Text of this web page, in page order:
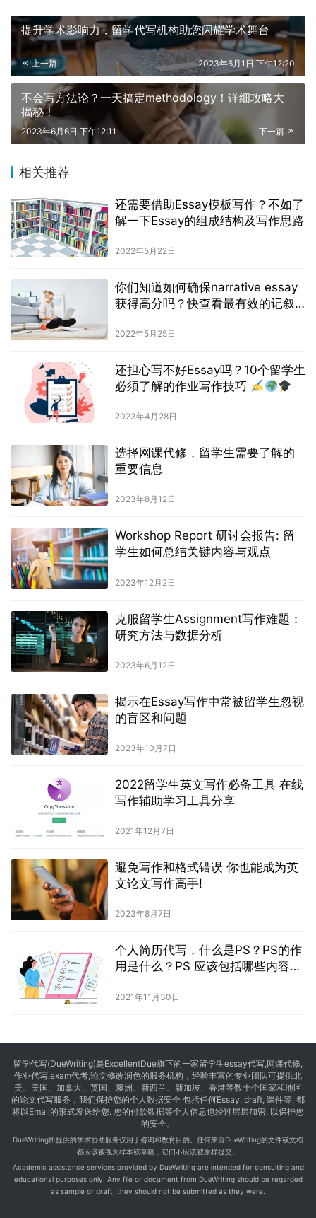
提升学术影响力，留学代写机构助您闪耀学术舞台
上一篇 2023年6月1日 下午12:20
不会写方法论？一天搞定methodology！详细攻略大
揭秘！
下一篇
2023年6月6日 下午12:11
相关推荐
还需要借助Essay模板写作？不如了
解一下Essay的组成结构及写作思路
2022年5月22日
你们知道如何确保narrative essay
获得高分吗？快查看最有效的记叙
2022年5月25日
还担心写不好Essay吗？10个留学生
必须了解的作业写作技巧
2023年4月28日
选择网课代修，留学生需要了解的
重要信息
2023年8月12日
Workshop Report 研讨会报告: 留
学生如何总结关键内容与观点
2023年12月2日
克服留学生Assignment写作难题：
研究方法与数据分析
2023年6月12日
揭示在Essay写作中常被留学生忽视
的盲区和问题
2023年10月7日
2022留学生英文写作必备工具 在线
写作辅助学习工具分享
2021年12月7日
避免写作和格式错误 你也能成为英
文论文写作高手!
2023年8月7日
个人简历代写，什么是PS？PS的作
用是什么？PS 应该包括哪些内容
2021年11月30日
留学代写(DueWriting)是ExcellentDue旗下的一家留学生essay代写,网课代修,
作业代写,exam代考,论文修改润色的服务机构，经验丰富的专业团队可提供北
美、美国、加拿大、英国、澳洲、新西兰、新加坡、香港等数十个国家和地区
的论文代写服务，我们保护您的个人数据安全 包括任何Essay, draft, 课件等, 都
将以Email的形式发送给您. 您的付款数据等个人信息也经过层层加密, 以保护您
的安全。
DueWriting所提供的学术协助服务仅用于咨询和教育目的。任何来自DueWriting的文件或文档
都应该被视为样本或草稿，它们不应该被原样提交。
Academic assistance services provided by DueWriting are intended for consulting and
educational purposes only. Any file or document from DueWriting should be regarded
as sample or draft, they should not be submitted as they were.